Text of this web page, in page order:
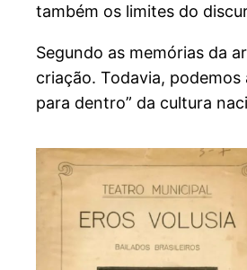
também os limites do
Segundo as memórias da
criação. Todavia,
para dentro” da cultura